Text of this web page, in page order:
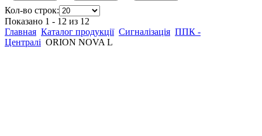
Кол-во строк:
Показано 1 - 12 из 12
Главная Каталог продукції Сигналізація ППК -
Централі ORION NOVA L